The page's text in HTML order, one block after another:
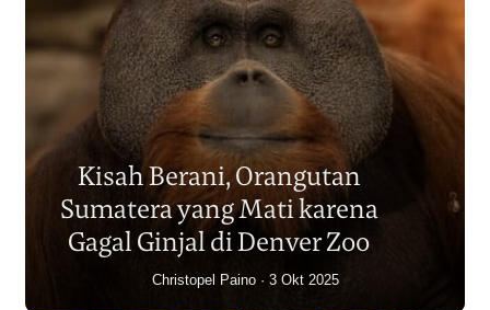
Populasi Orangutan
Sumatera Berkurang 2.700
Individu dalam Satu Dekade?
Junaidi Hanafiah 14 Jul 2026
Kisah Berani, Orangutan
Sumatera yang Mati karena
Gagal Ginjal di Denver Zoo
Christopel Paino 3 Okt 2025